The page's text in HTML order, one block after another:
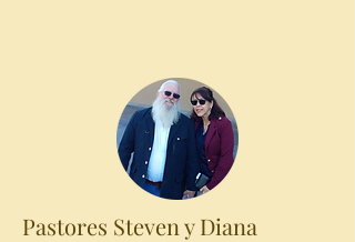
Pastores Steven y Diana